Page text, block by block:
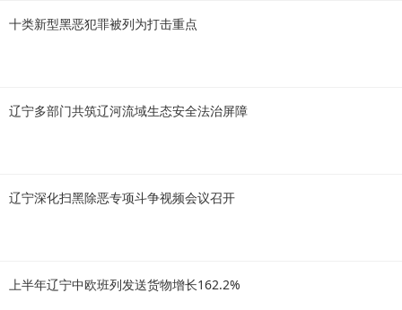
十类新型黑恶犯罪被列为打击重点
辽宁多部门共筑辽河流域生态安全法治屏障
辽宁深化扫黑除恶专项斗争视频会议召开
上半年辽宁中欧班列发送货物增长162.2%